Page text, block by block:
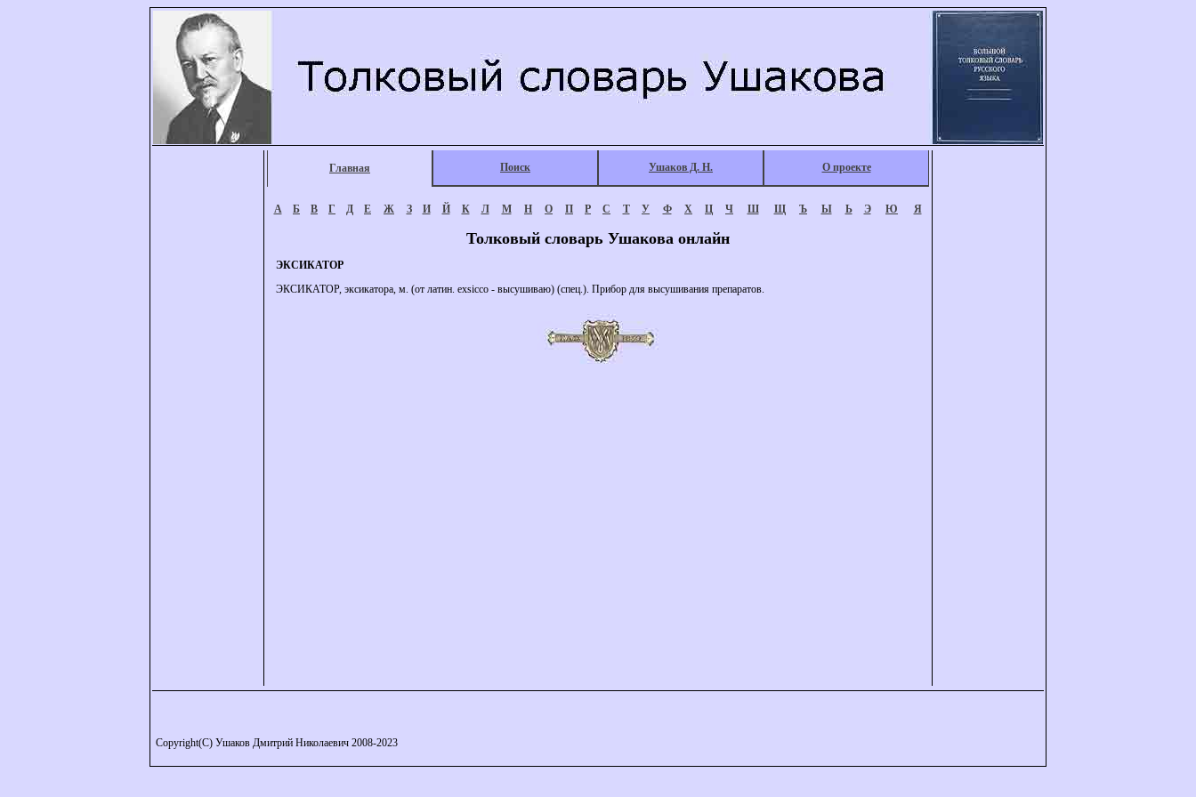
Главная Поиск Ушаков Д. Н. О проекте
А Б В Г Д Е Ж З И Й К Л М Н О П Р С Т У Ф Х Ц Ч Ш Щ Ъ Ы Ь Э Ю Я
Толковый словарь Ушакова онлайн
ЭКСИКАТОР
ЭКСИКАТОР, эксикатора, м. (от латин. exsicco - высушиваю) (спец.). Прибор для высушивания препаратов.
Copyright(C) Ушаков Дмитрий Николаевич 2008-2023